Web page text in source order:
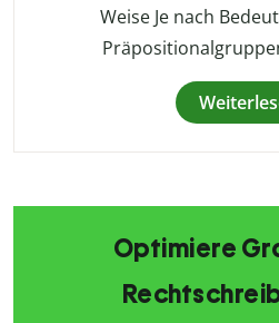
Weise Je nach
Optimiere